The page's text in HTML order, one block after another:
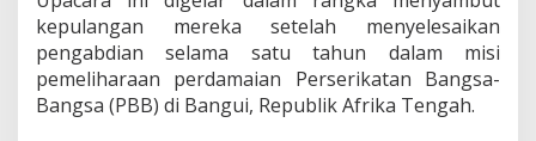
r
s
o
n
l
kepulangan mereka setelah menyelesaikan
pengabdian selama satu tahun dalam misi
pemeliharaan perdamaian Perserikatan Bangsa-
Bangsa (PBB) di Bangui, Republik Afrika Tengah.